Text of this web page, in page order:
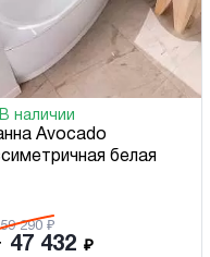
В наличии
Avocado
белая
290 ₽
47 432 ₽